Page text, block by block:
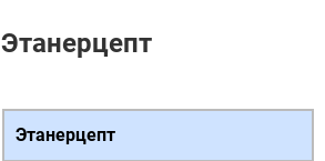
Этанерцепт
Этанерцепт